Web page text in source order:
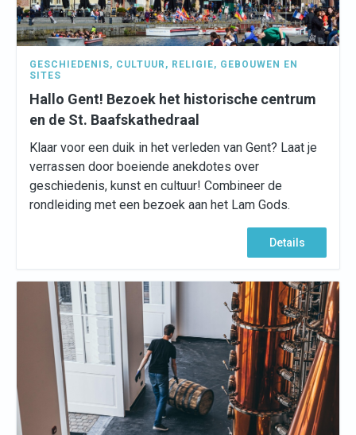
GESCHIEDENIS, CULTUUR , RELIGIE, GEBOUWEN EN
SITES
Hallo Gent! Bezoek het historische centrum
en de St. Baafskathedraal
Klaar voor een duik in het verleden van Gent? Laat je
verrassen door boeiende anekdotes over
geschiedenis, kunst en cultuur! Combineer de
rondleiding met een bezoek aan het Lam Gods.
Details